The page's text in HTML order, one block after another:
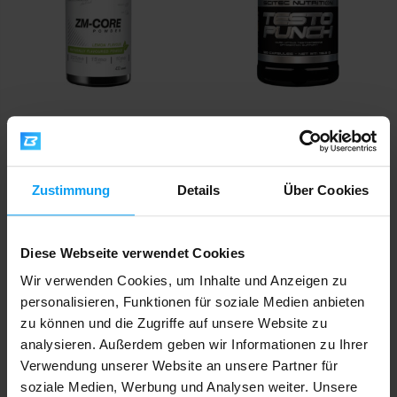
Zustimmung Details Über Cookies
Diese Webseite verwendet Cookies
Wir verwenden Cookies, um Inhalte und Anzeigen zu
personalisieren, Funktionen für soziale Medien anbieten
zu können und die Zugriffe auf unsere Website zu
analysieren. Außerdem geben wir Informationen zu Ihrer
Verwendung unserer Website an unsere Partner für
soziale Medien, Werbung und Analysen weiter. Unsere
ZM-Core Powder 432 g
21,19 € 23,50 €
Testo Punch 120 capsules
32,90
-10% -10%